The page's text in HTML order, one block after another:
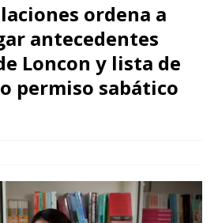
ordena a
antecedentes
Loncon y lista de
permiso sabático